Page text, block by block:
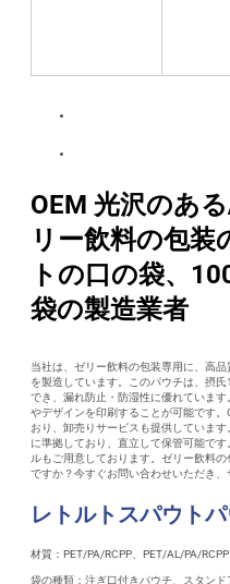
OEM 光沢のあ
リー飲料の包
トの口の袋、
袋の製造業者
当社は、ゼリー飲料の包装専用に、高
を製造しています。このパウチは、摂
でき、漏れ防止・防湿性に優れていま
やデザインを印刷することが可能です
おり、卸売りサービスも提供していま
に準拠しており、直立して保管可能で
ルもご用意しております。ゼリー飲料
ですか？今すぐお問い合わせいただき
レトルトスパウト
材質：PET/PA/RCPP、PET/AL/PA/
袋の種類：注ぎ口付きパウチ、スタンド